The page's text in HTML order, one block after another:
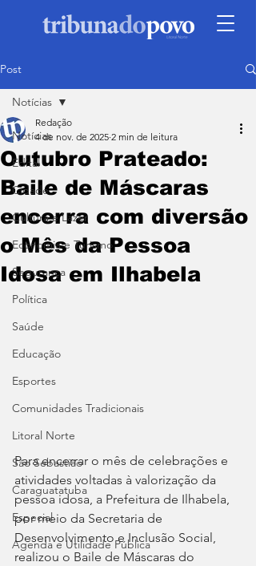
Post
Notícias
Edital
Cidade
Cultura e Lazer
Economia e Turismo
Segurança
Política
Saúde
Educação
Esportes
Comunidades Tradicionais
Litoral Norte
São Sebastião
Caraguatatuba
Especial
Agenda e Utilidade Pública
Notícias
Outubro Prateado:
Baile de Máscaras
encerra com diversão
o Mês da Pessoa
Idosa em Ilhabela
Redação
4 de nov. de 2025 2 min de leitura
Para encerrar o mês de celebrações e
atividades voltadas à valorização da
pessoa idosa, a Prefeitura de Ilhabela,
por meio da Secretaria de
Desenvolvimento e Inclusão Social,
realizou o Baile de Máscaras do